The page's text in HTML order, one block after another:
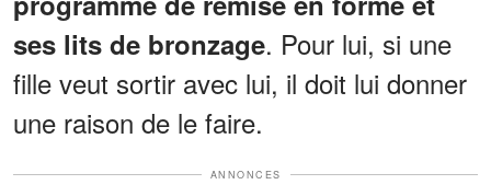
ses lits de bronzage. Pour lui, si une
fille veut sortir avec lui, il doit lui donner
une raison de le faire.
ANNONCES